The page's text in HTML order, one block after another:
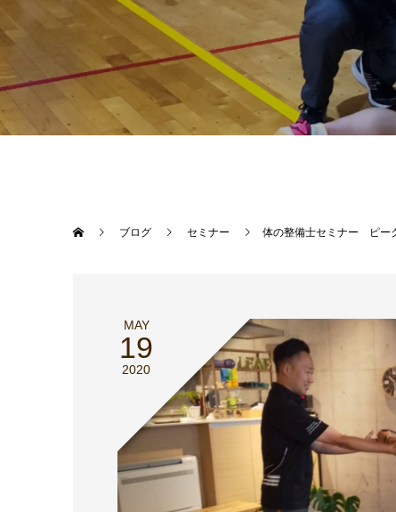
ブログ セミナー 体の整備士セミナー ピー
MAY
19
2020